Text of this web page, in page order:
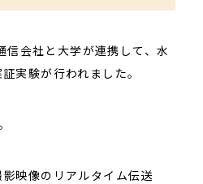
会社と大学が連携して、水
実験が行われました。
映像のリアルタイム伝送